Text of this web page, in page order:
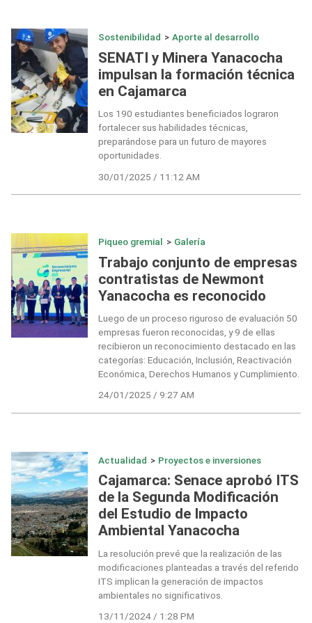
Sostenibilidad > Aporte al desarrollo
SENATI y Minera Yanacocha
impulsan la formación técnica
en Cajamarca
Los 190 estudiantes beneficiados lograron
fortalecer sus habilidades técnicas,
preparándose para un futuro de mayores
oportunidades.
30/01/2025 / 11:12 AM
Piqueo gremial > Galería
Trabajo conjunto de empresas
contratistas de Newmont
Yanacocha es reconocido
Luego de un proceso riguroso de evaluación 50
empresas fueron reconocidas, y 9 de ellas
recibieron un reconocimiento destacado en las
categorías: Educación, Inclusión, Reactivación
Económica, Derechos Humanos y Cumplimiento.
24/01/2025 / 9:27 AM
Actualidad > Proyectos e inversiones
Cajamarca: Senace aprobó ITS
de la Segunda Modificación
del Estudio de Impacto
Ambiental Yanacocha
La resolución prevé que la realización de las
modificaciones planteadas a través del referido
ITS implican la generación de impactos
ambientales no significativos.
13/11/2024 / 1:28 PM